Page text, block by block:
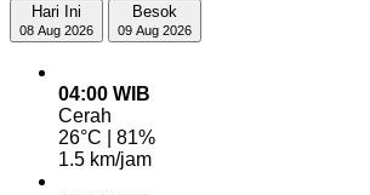
Hari Ini
08 Aug 2026
Besok
09 Aug 2026
04:00 WIB
Cerah
26°C | 81%
1.5 km/jam